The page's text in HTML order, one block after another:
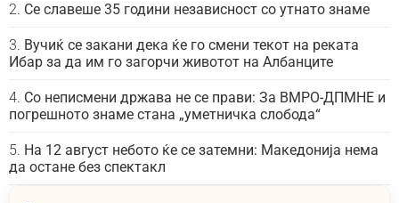
Се славеше 35 години независност со утнато знаме
Вучиќ се закани дека ќе го смени текот на реката
Ибар за да им го загорчи животот на Албанците
Со неписмени држава не се прави: За ВМРО-ДПМНЕ и
погрешното знаме стана „уметничка слобода“
На 12 август небото ќе се затемни: Македонија нема
да остане без спектакл